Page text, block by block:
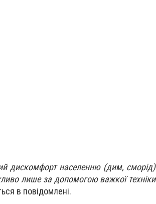
дискомфорт населенню (дим, сморід)
лише за допомогою важкої техніки
в повідомлені.